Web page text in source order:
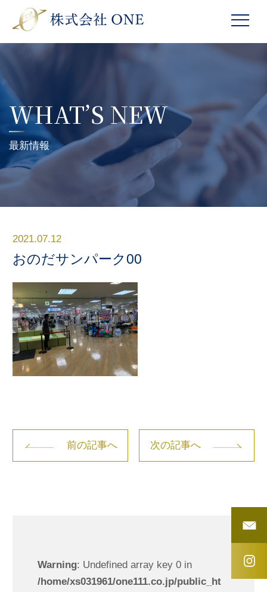
WHAT’S NEW
最新情報
2021.07.12
おのだサンパーク00
前の記事へ 次の記事へ
Warning: Undefined array key 0 in
/home/xs031961/one111.co.jp/public_ht